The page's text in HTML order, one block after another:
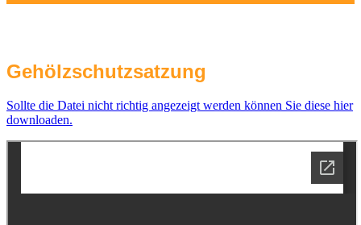
Gehölzschutzsatzung
Sollte die Datei nicht richtig angezeigt werden können Sie diese hier
downloaden.